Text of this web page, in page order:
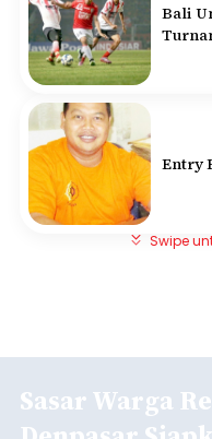
Bali
Entry
Swipe
Sasar Warga